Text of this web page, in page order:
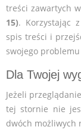
treści zawartych
15). Korzystając
spis treści i
swojego problemu
Dla Twojej
Jeżeli
tej stornie nie
dwóch możliwych